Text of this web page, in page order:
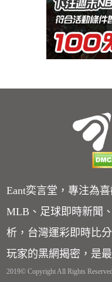
Eant奕言堂，專注為
MLB、足球即時新聞
析，台灣運彩即時比
玩家的黑網揭密，是
2019© Copyright All Rights